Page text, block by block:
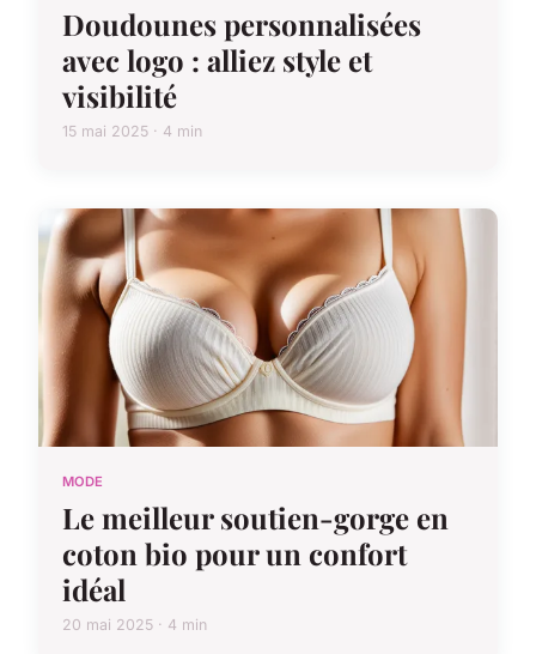
Doudounes personnalisées
avec logo : alliez style et
visibilité
15 mai 2025 · 4 min
MODE
Le meilleur soutien-gorge en
coton bio pour un confort
idéal
20 mai 2025 · 4 min